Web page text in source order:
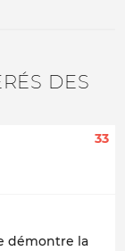
DES
33
démontre la